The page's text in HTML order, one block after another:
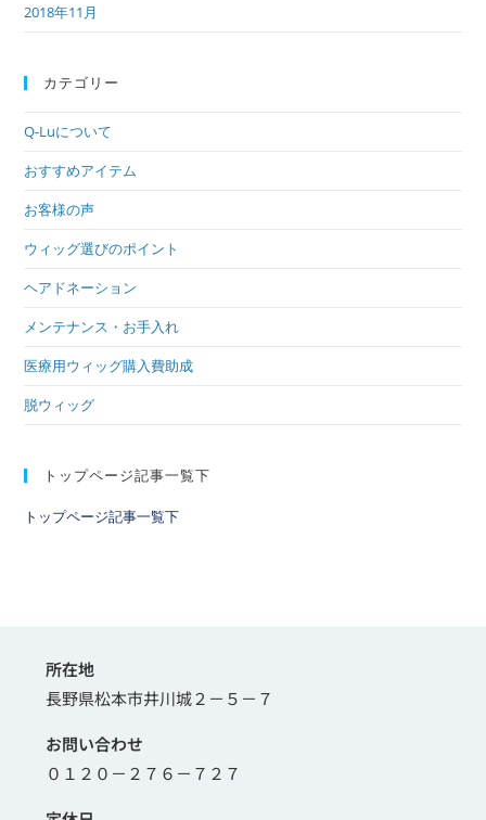
2018年11月
カテゴリー
Q-Luについて
おすすめアイテム
お客様の声
ウィッグ選びのポイント
ヘアドネーション
メンテナンス・お手入れ
医療用ウィッグ購入費助成
脱ウィッグ
トップページ記事一覧下
トップページ記事一覧下
所在地
長野県松本市井川城２－５－７
お問い合わせ
０１２０－２７６－７２７